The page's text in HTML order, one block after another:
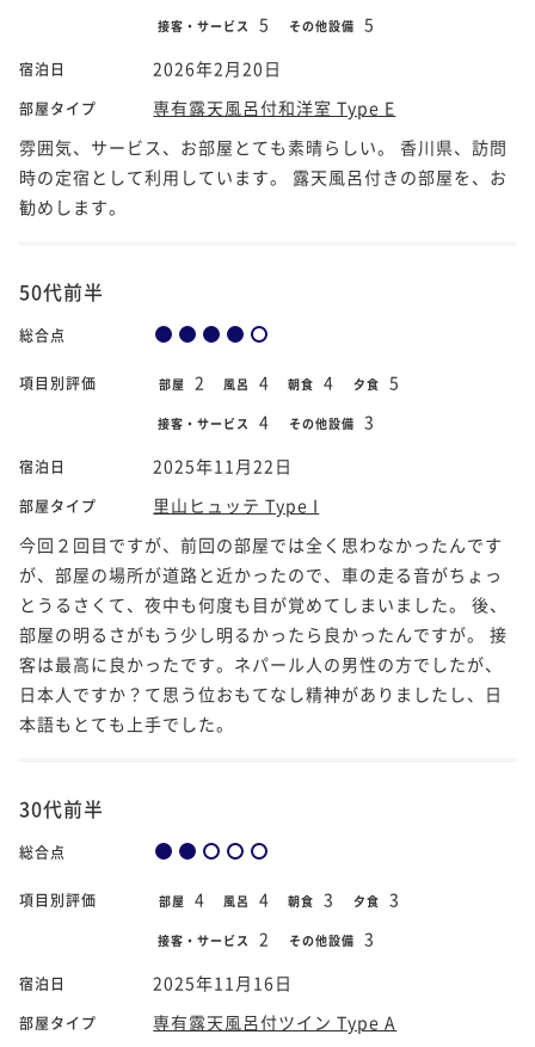
接客・サービス 5 その他設備 5
宿泊日 2026年2月20日
部屋タイプ
専有露天風呂付和洋室 Type E
雰囲気、サービス、お部屋とても素晴らしい。 香川県、訪問
時の定宿として利用しています。 露天風呂付きの部屋を、お
勧めします。
50代前半
総合点
項目別評価 部屋 2 風呂 4 朝食 4 夕食 5
接客・サービス 4 その他設備 3
宿泊日 2025年11月22日
部屋タイプ
里山ヒュッテ Type I
今回２回目ですが、前回の部屋では全く思わなかったんです
が、部屋の場所が道路と近かったので、車の走る音がちょっ
とうるさくて、夜中も何度も目が覚めてしまいました。 後、
部屋の明るさがもう少し明るかったら良かったんですが。 接
客は最高に良かったです。ネパール人の男性の方でしたが、
日本人ですか？て思う位おもてなし精神がありましたし、日
本語もとても上手でした。
30代前半
総合点
項目別評価 部屋 4 風呂 4 朝食 3 夕食 3
接客・サービス 2 その他設備 3
宿泊日 2025年11月16日
部屋タイプ
専有露天風呂付ツイン Type A